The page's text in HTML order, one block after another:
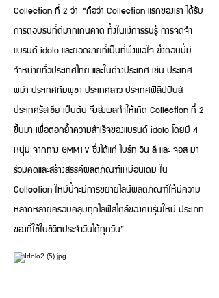
Collection ที่ 2 ว่า “ถือว่า Collection แรกของเรา ได้รับ
การตอบรับที่ดีมากเกินคาด ทั้งในแง่การรับรู้ การจดจำ
แบรนด์ idolo และยอดขายที่เป็นที่พึงพอใจ ซึ่งตอนนี้มี
จำหน่ายทั่วประเทศไทย และในต่างประเทศ เช่น ประเทศ
พม่า ประเทศกัมพูชา ประเทศลาว ประเทศฟิลิปปินส์
ประเทศรัสเซีย เป็นต้น จึงส่งผลทำให้เกิด Collection ที่ 2
ขึ้นมา เพื่อตอกย้ำความสำเร็จของแบรนด์ idolo โดยมี 4
หนุ่ม จากทาง GMMTV ซึ่งได้แก่ ไบร์ท วิน ลี และ จอส มา
ร่วมคิดและสร้างสรรค์ผลิตภัณฑ์เหมือนเดิม ใน
Collection ใหม่นี้จะมีการขยายไลน์ผลิตภัณฑ์ให้มีความ
หลากหลายครอบคลุมทุกไลฟ์สไตล์ของคนรุ่นใหม่ ประเภท
ของที่ใช้ในชีวิตประจำวันได้ทุกวัน”